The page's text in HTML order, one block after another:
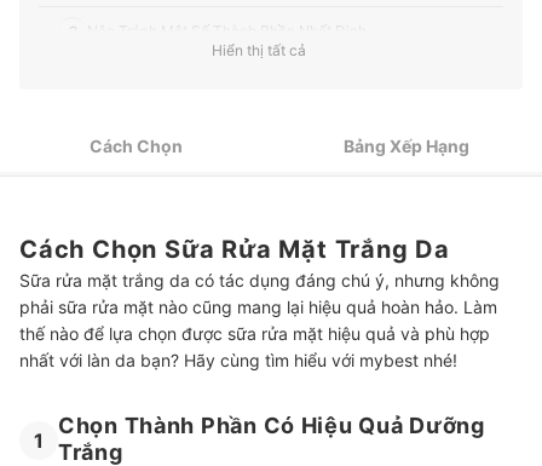
3 Nên Tránh Một Số Thành Phần Nhất Định
Những Điểm Cần Lưu Ý Khi Rửa Mặt
Hiển thị tất cả
Cách Chọn Bảng Xếp Hạng
Cách Chọn Sữa Rửa Mặt Trắng Da
Sữa rửa mặt trắng da có tác dụng đáng chú ý, nhưng không
phải sữa rửa mặt nào cũng mang lại hiệu quả hoàn hảo. Làm
thế nào để lựa chọn được sữa rửa mặt hiệu quả và phù hợp
nhất với làn da bạn? Hãy cùng tìm hiểu với mybest nhé!
1
Chọn Thành Phần Có Hiệu Quả Dưỡng
Trắng